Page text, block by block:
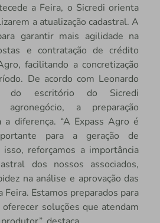
a Feira, o Sicredi orienta
a atualização cadastral. A
garantir mais agilidade na
e contratação de crédito
facilitando a concretização
De acordo com Leonardo
do escritório do Sicredi
agronegócio, a preparação
a diferença. “A Expass Agro é
para a geração de
reforçamos a importância
dos nossos associados,
na análise e aprovação das
Feira. Estamos preparados para
soluções que atendam